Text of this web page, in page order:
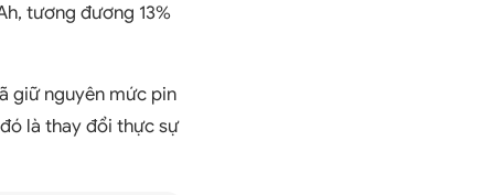
tương đương 13%
giữ nguyên mức pin
là thay đổi thực sự